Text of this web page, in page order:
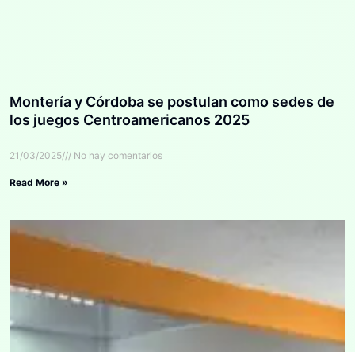
Montería y Córdoba se postulan como sedes de
los juegos Centroamericanos 2025
21/03/2025 No hay comentarios
Read More »